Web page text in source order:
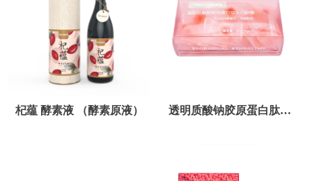
杞蕴 酵素液 （酵素原液）
透明质酸钠胶原蛋白肽夹